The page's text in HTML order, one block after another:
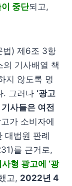
중단되고,
법) 제6조 3항
의 기사배열 책
지 않도록 명
. 그러나 ‘광고
사들은 여전
가 소비자에
대법원 판례
를 근거로,
사형 광고에 ‘광
고, 2022년 4